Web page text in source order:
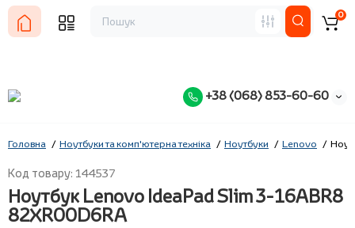
+38 (068) 853-60-60
0
Головна Ноутбуки та комп'ютерна техніка Ноутбуки Lenovo
Код товару: 144537
Ноутбук Lenovo IdeaPad Slim 3-16ABR8
82XR00D6RA